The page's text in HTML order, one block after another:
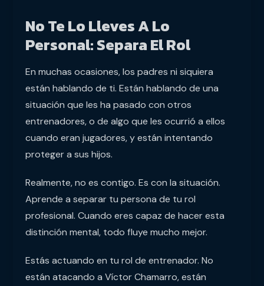
No Te Lo Lleves A Lo
Personal: Separa El Rol
En muchas ocasiones, los padres ni siquiera
están hablando de ti. Están hablando de una
situación que les ha pasado con otros
entrenadores, o de algo que les ocurrió a ellos
cuando eran jugadores, y están intentando
proteger a sus hijos.
Realmente, no es contigo. Es con la situación.
Aprende a separar tu persona de tu rol
profesional. Cuando eres capaz de hacer esta
distinción mental, todo fluye mucho mejor.
Estás actuando en tu rol de entrenador. No
están atacando a Víctor Chamarro, están